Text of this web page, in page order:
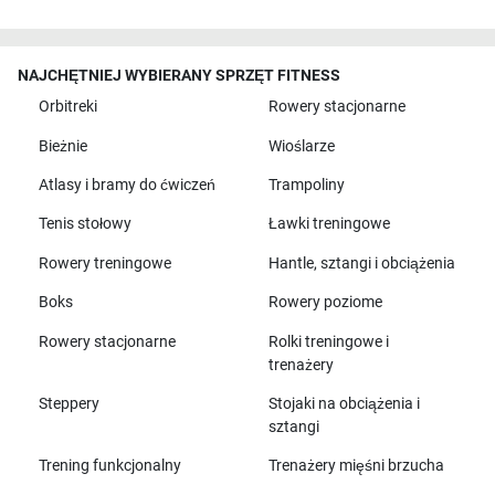
NAJCHĘTNIEJ WYBIERANY SPRZĘT FITNESS
Orbitreki
Rowery stacjonarne
Bieżnie Wioślarze
Atlasy i bramy do ćwiczeń Trampoliny
Tenis stołowy Ławki treningowe
Rowery treningowe Hantle, sztangi i obciążenia
Boks Rowery poziome
Rowery stacjonarne
Rolki treningowe i
trenażery
Steppery
Stojaki na obciążenia i
sztangi
Trening funkcjonalny Trenażery mięśni brzucha